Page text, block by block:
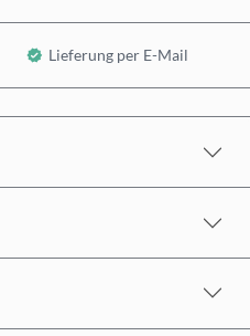
Lieferung per E-Mail